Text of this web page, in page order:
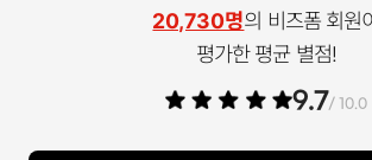
20,730명의 비즈폼 회원
평가한 평균 별점!
9.7/ 10.0